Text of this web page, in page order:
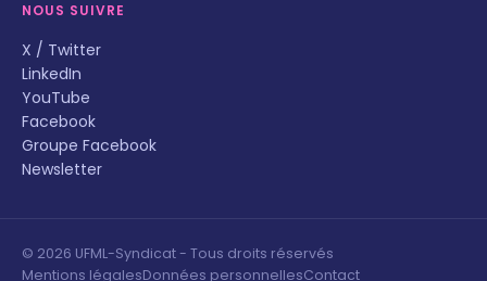
NOUS SUIVRE
X / Twitter
LinkedIn
YouTube
Facebook
Groupe Facebook
Newsletter
© 2026 UFML-Syndicat - Tous droits réservés
Mentions légalesDonnées personnellesContact